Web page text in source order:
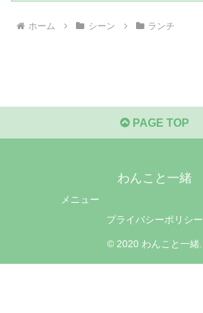
ホーム シーン ランチ
PAGE TOP
わんこと一緒
メニュー
プライバシーポリシー
© 2020 わんこと一緒.